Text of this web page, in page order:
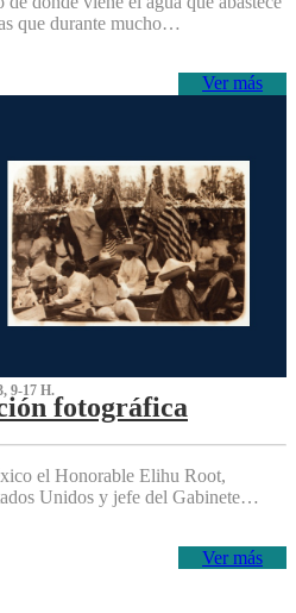
que durante mucho…
Ver más
9-17 H.
fotográfica
el Honorable Elihu Root,
Unidos y jefe del Gabinete…
Ver más